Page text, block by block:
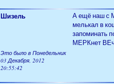
Шизель
А ещё наш с
мелькал в
запоминать
МЕРКнет
Это было в Понедельник
03 Декабря, 2012
20:55:42